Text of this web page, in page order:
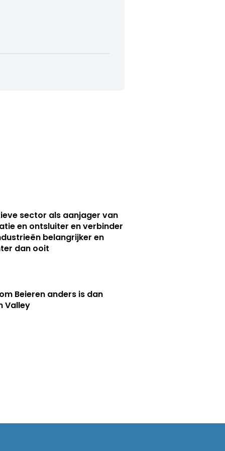
sector als aanjager van
en ontsluiter en verbinder
belangrijker en
dan ooit
Beieren anders is dan
Valley